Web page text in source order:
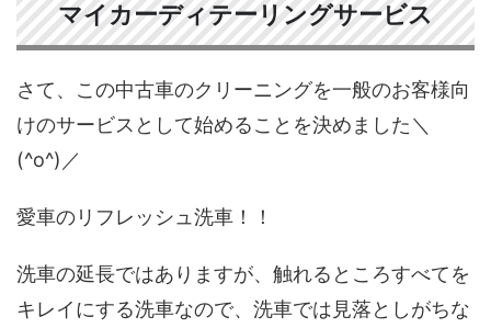
マイカーディテーリングサービス
さて、この中古車のクリーニングを一般のお客様向
けのサービスとして始めることを決めました＼
(^o^)／
愛車のリフレッシュ洗車！！
洗車の延長ではありますが、触れるところすべてを
キレイにする洗車なので、洗車では見落としがちな